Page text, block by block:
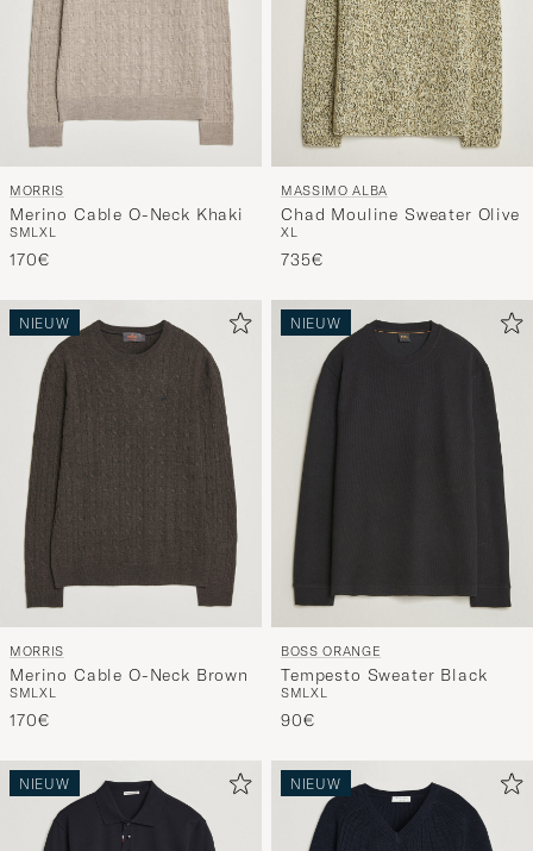
MORRIS
Merino Cable O-Neck Khaki
SMLXL
170€
MASSIMO ALBA
Chad Mouline Sweater Olive
XL
735€
NIEUW
MORRIS
Merino Cable O-Neck Brown
SMLXL
170€
NIEUW
BOSS ORANGE
Tempesto Sweater Black
SMLXL
90€
NIEUW NIEUW